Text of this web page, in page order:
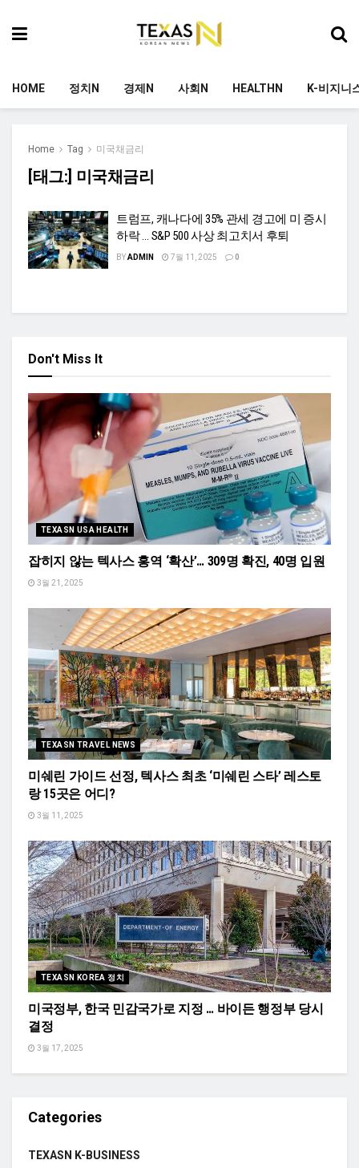
HOME 정치N 경제N 사회N HEALTHN K-비지니
Home Tag 미국채금리
[태그:] 미국채금리
트럼프, 캐나다에 35% 관세 경고에 미 증시
하락 … S&P 500 사상 최고치서 후퇴
BYADMIN 7월 11, 2025 0
Don't Miss It
TEXASN USA HEALTH
잡히지 않는 텍사스 홍역 ‘확산’… 309명 확진, 40명 입원
3월 21, 2025
TEXASN TRAVEL NEWS
미쉐린 가이드 선정, 텍사스 최초 ‘미쉐린 스타’ 레스토
랑 15곳은 어디?
3월 11, 2025
TEXASN KOREA 정치
미국정부, 한국 민감국가로 지정 … 바이든 행정부 당시
결정
3월 17, 2025
Categories
TEXASN K-BUSINESS